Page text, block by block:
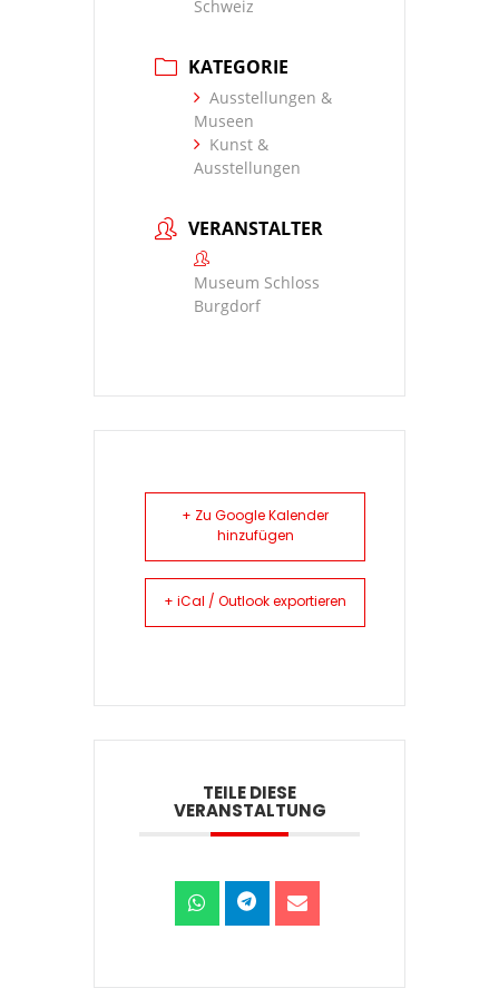
Schweiz
KATEGORIE
Ausstellungen &
Museen
Kunst &
Ausstellungen
VERANSTALTER
Museum Schloss
Burgdorf
+ Zu Google Kalender
hinzufügen
+ iCal / Outlook exportieren
TEILE DIESE
VERANSTALTUNG